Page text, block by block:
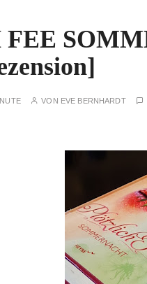
VON EVE BERNHARDT